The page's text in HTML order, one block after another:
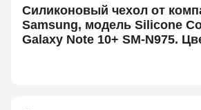
Силиконовый чехол от
Samsung, модель Silicone
Galaxy Note 10+ SM-N975.